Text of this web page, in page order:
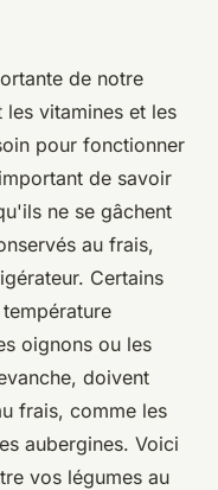
de notre
vitamines et les
pour fonctionner
de savoir
ne se gâchent
au frais,
Certains
oignons ou les
doivent
frais, comme les
aubergines. Voici
vos légumes au